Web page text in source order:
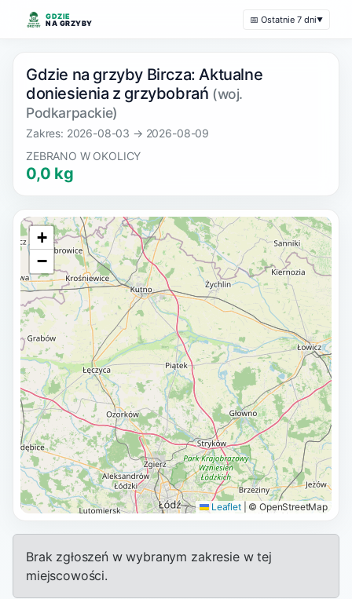
GDZIE
NA GRZYBY
📅 Ostatnie 7 dni▼
Gdzie na grzyby Bircza: Aktualne
doniesienia z grzybobrań (woj.
Podkarpackie)
Zakres: 2026-08-03 → 2026-08-09
ZEBRANO W OKOLICY
0,0 kg
+
−
Leaflet © OpenStreetMap
Brak zgłoszeń w wybranym zakresie w tej
miejscowości.